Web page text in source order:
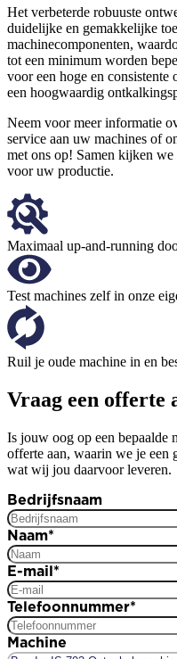
Het verbeterde robuuste
duidelijke en gemakkelijke
machinecomponenten,
tot een minimum worden
voor een hoge en
een hoogwaardig
Neem voor meer informatie
service aan uw machines of
met ons op! Samen kijken we
voor uw productie.
Maximaal up-and-running
Test machines zelf in onze
Ruil je oude machine in en
Vraag een offerte
Is jouw oog op een bepaalde
offerte aan, waarin we je een
wat wij jou daarvoor leveren.
Bedrijfsnaam
Naam*
E-mail*
Telefoonnummer*
Machine